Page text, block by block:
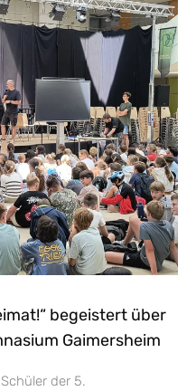
begeistert über
Gaimersheim
der 5.